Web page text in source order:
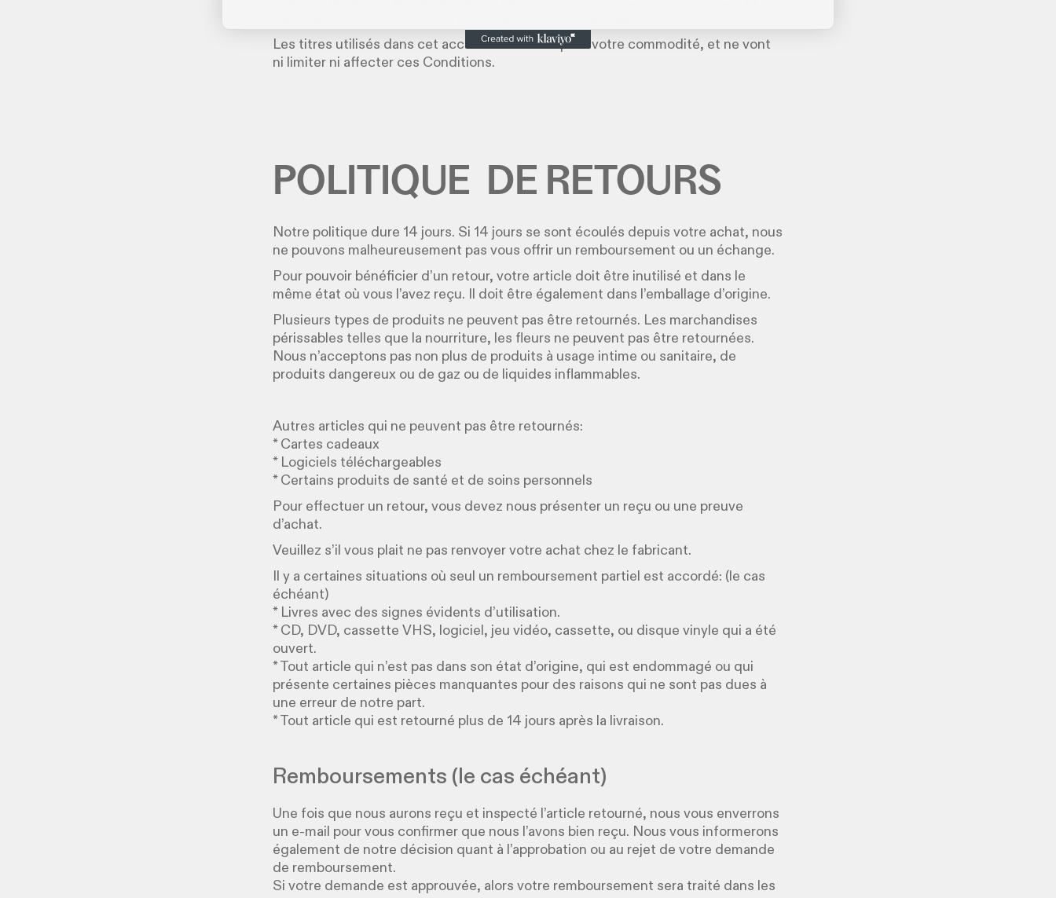
Les titres utilisés dans cet accord sont inclus pour votre commodité, et ne vont
ni limiter ni affecter ces Conditions.
POLITIQUE DE RETOURS
Notre politique dure 14 jours. Si 14 jours se sont écoulés depuis votre achat, nous
ne pouvons malheureusement pas vous offrir un remboursement ou un échange.
Pour pouvoir bénéficier d’un retour, votre article doit être inutilisé et dans le
même état où vous l’avez reçu. Il doit être également dans l’emballage d’origine.
Plusieurs types de produits ne peuvent pas être retournés. Les marchandises
périssables telles que la nourriture, les fleurs ne peuvent pas être retournées.
Nous n’acceptons pas non plus de produits à usage intime ou sanitaire, de
produits dangereux ou de gaz ou de liquides inflammables.
Autres articles qui ne peuvent pas être retournés:
* Cartes cadeaux
* Logiciels téléchargeables
* Certains produits de santé et de soins personnels
Pour effectuer un retour, vous devez nous présenter un reçu ou une preuve
d’achat.
Veuillez s’il vous plait ne pas renvoyer votre achat chez le fabricant.
Il y a certaines situations où seul un remboursement partiel est accordé: (le cas
échéant)
* Livres avec des signes évidents d’utilisation.
* CD, DVD, cassette VHS, logiciel, jeu vidéo, cassette, ou disque vinyle qui a été
ouvert.
* Tout article qui n’est pas dans son état d’origine, qui est endommagé ou qui
présente certaines pièces manquantes pour des raisons qui ne sont pas dues à
une erreur de notre part.
* Tout article qui est retourné plus de 14 jours après la livraison.
Remboursements (le cas échéant)
Une fois que nous aurons reçu et inspecté l’article retourné, nous vous enverrons
un e-mail pour vous confirmer que nous l’avons bien reçu. Nous vous informerons
également de notre décision quant à l’approbation ou au rejet de votre demande
de remboursement.
Si votre demande est approuvée, alors votre remboursement sera traité dans les